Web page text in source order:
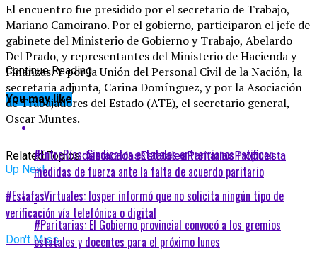
El encuentro fue presidido por el secretario de Trabajo,
Mariano Camoirano. Por el gobierno, participaron el jefe de
gabinete del Ministerio de Gobierno y Trabajo, Abelardo
Del Prado, y representantes del Ministerio de Hacienda y
Finanzas. Y por la Unión del Personal Civil de la Nación, la
secretaria adjunta, Carina Domínguez, y por la Asociación
de Trabajadores del Estado (ATE), el secretario general,
Oscar Muntes.
Related Topics:destacadasEstatalesParitariasPropuesta
Up Next
#EstafasVirtuales: Iosper informó que no solicita ningún tipo de
verificación vía telefónica o digital
Don't Miss
Continue Reading
You may like
#EntreRíos: Sindicatos estatales entrerrianos ratifican
medidas de fuerza ante la falta de acuerdo paritario
#Paritarias: El Gobierno provincial convocó a los gremios
estatales y docentes para el próximo lunes